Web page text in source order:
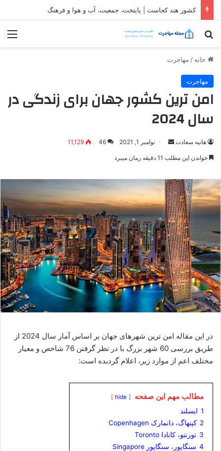
ثبت شرکت در قطر| شرایط و مراحل تاسیس شرکت در قطر
جستجو برای
خانه / مهاجرت
مهاجرت
امن ترین کشور جهان برای زندگی در
سال 2024
هانیه سعادت
ارسالنوامبر 1, 2021 46
11,129
خواندن این مطلب 11 دقیقه زمان میبرد
در این مقاله امن ترین شهرهای جهان بر اساس آمار سال 2024 از
طریق بررسی 60 شهر بزرگ با در نظر گرفتن 76 شاخص و معیار
مختلف اعم از موارد زیر، اعلام گردیده است:
مطالب مهم این صفحه hide
1 ایسلند
2 کپنهاگ، دانمارک Copenhagen
3 تورنتو، کانادا Toronto
4 سنگاپور، سنگاپور Singapore